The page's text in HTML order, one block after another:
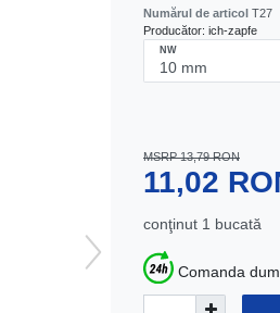
Numărul de articol T27
Producător: ich-zapfe
NW
MSRP 13,79 RON
11,02
conţinut 1 bucată
Comanda